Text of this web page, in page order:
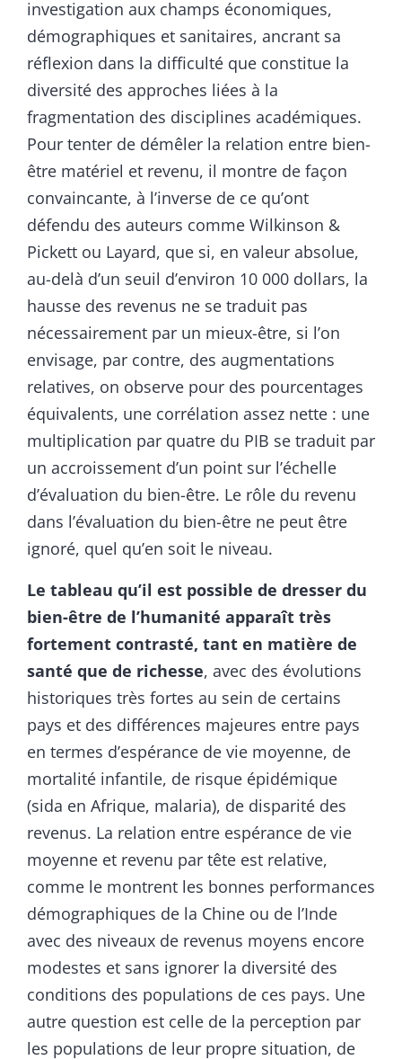
investigation aux champs économiques,
démographiques et sanitaires, ancrant sa
réflexion dans la difficulté que constitue la
diversité des approches liées à la
fragmentation des disciplines académiques.
Pour tenter de démêler la relation entre bien-
être matériel et revenu, il montre de façon
convaincante, à l’inverse de ce qu’ont
défendu des auteurs comme Wilkinson &
Pickett ou Layard, que si, en valeur absolue,
au-delà d’un seuil d’environ 10 000 dollars, la
hausse des revenus ne se traduit pas
nécessairement par un mieux-être, si l’on
envisage, par contre, des augmentations
relatives, on observe pour des pourcentages
équivalents, une corrélation assez nette : une
multiplication par quatre du PIB se traduit par
un accroissement d’un point sur l’échelle
d’évaluation du bien-être. Le rôle du revenu
dans l’évaluation du bien-être ne peut être
ignoré, quel qu’en soit le niveau.
Le tableau qu’il est possible de dresser du
bien-être de l’humanité apparaît très
fortement contrasté, tant en matière de
santé que de richesse, avec des évolutions
historiques très fortes au sein de certains
pays et des différences majeures entre pays
en termes d’espérance de vie moyenne, de
mortalité infantile, de risque épidémique
(sida en Afrique, malaria), de disparité des
revenus. La relation entre espérance de vie
moyenne et revenu par tête est relative,
comme le montrent les bonnes performances
démographiques de la Chine ou de l’Inde
avec des niveaux de revenus moyens encore
modestes et sans ignorer la diversité des
conditions des populations de ces pays. Une
autre question est celle de la perception par
les populations de leur propre situation, de